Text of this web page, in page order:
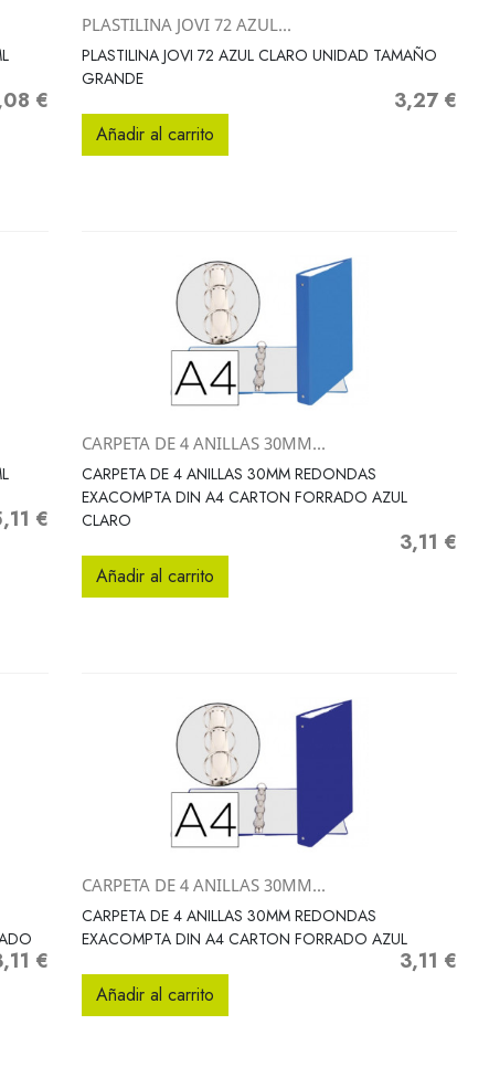
€
Vista rápida
PLASTILINA JOVI 72 AZUL...
PLASTILINA JOVI 72 AZUL CLARO UNIDAD TAMAÑO
GRANDE
Precio
3,27 €
Añadir al carrito
€
Vista rápida
CARPETA DE 4 ANILLAS 30MM...
CARPETA DE 4 ANILLAS 30MM REDONDAS
EXACOMPTA DIN A4 CARTON FORRADO AZUL
CLARO
Precio
3,11 €
Añadir al carrito
€
Vista rápida
CARPETA DE 4 ANILLAS 30MM...
CARPETA DE 4 ANILLAS 30MM REDONDAS
EXACOMPTA DIN A4 CARTON FORRADO AZUL
Precio
3,11 €
Añadir al carrito